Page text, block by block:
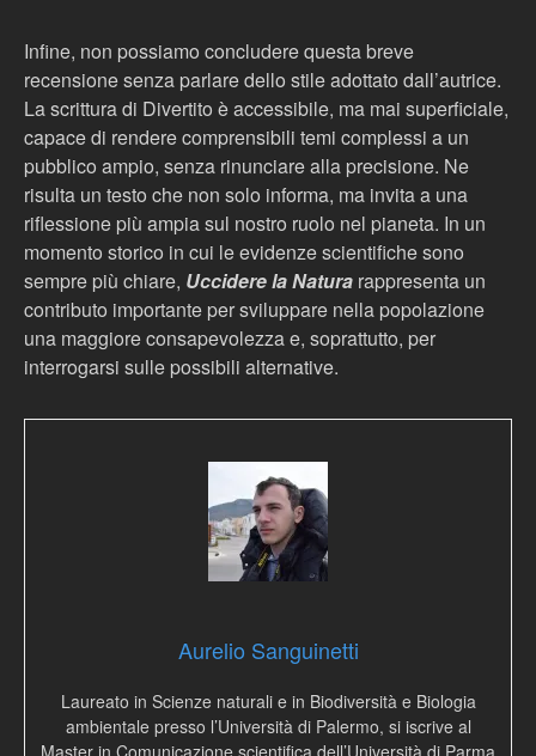
Infine, non possiamo concludere questa breve
recensione senza parlare dello stile adottato dall’autrice.
La scrittura di Divertito è accessibile, ma mai superficiale,
capace di rendere comprensibili temi complessi a un
pubblico ampio, senza rinunciare alla precisione. Ne
risulta un testo che non solo informa, ma invita a una
riflessione più ampia sul nostro ruolo nel pianeta. In un
momento storico in cui le evidenze scientifiche sono
sempre più chiare, Uccidere la Natura rappresenta un
contributo importante per sviluppare nella popolazione
una maggiore consapevolezza e, soprattutto, per
interrogarsi sulle possibili alternative.
Aurelio Sanguinetti
Laureato in Scienze naturali e in Biodiversità e Biologia
ambientale presso l’Università di Palermo, si iscrive al
Master in Comunicazione scientifica dell’Università di Parma